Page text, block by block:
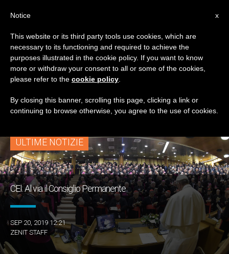
TAG
Posts Tagged
‘consiglio Permanente’
ULTIME NOTIZIE
CEI: Al via il Consiglio Permanente
SEP 20, 2019 12:21
ZENIT STAFF
x
Notice
This website or its third party tools use cookies, which are
necessary to its functioning and required to achieve the
purposes illustrated in the cookie policy. If you want to know
more or withdraw your consent to all or some of the cookies,
please refer to the cookie policy
By closing this banner, scrolling this page, clicking a link or
continuing to browse otherwise, you agree to the use of cookies.